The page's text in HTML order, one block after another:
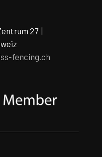
27 |
fencing.ch